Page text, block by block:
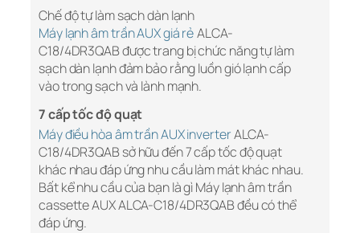
Chế độ tự làm sạch dàn lạnh
Máy lạnh âm trần AUX giá rẻALCA-
C18/4DR3QAB được trang bị chức năng tự làm
sạch dàn lạnh đảm bảo rằng luồn gió lạnh cấp
vào trong sạch và lành mạnh.
7 cấp tốc độ quạt
Máy điều hòa âm trần AUX inverterALCA-
C18/4DR3QAB sở hữu đến 7 cấp tốc độ quạt
khác nhau đáp ứng nhu cầu làm mát khác nhau.
Bất kể nhu cầu của bạn là gì Máy lạnh âm trần
cassette AUX ALCA-C18/4DR3QAB đều có thể
đáp ứng.